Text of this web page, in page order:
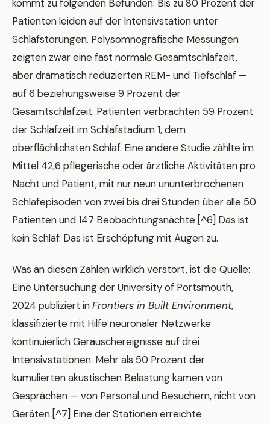
kommt zu folgenden Befunden: Bis zu 80 Prozent der
Patienten leiden auf der Intensivstation unter
Schlafstörungen. Polysomnografische Messungen
zeigten zwar eine fast normale Gesamtschlafzeit,
aber dramatisch reduzierten REM- und Tiefschlaf —
auf 6 beziehungsweise 9 Prozent der
Gesamtschlafzeit. Patienten verbrachten 59 Prozent
der Schlafzeit im Schlafstadium 1, dem
oberflächlichsten Schlaf. Eine andere Studie zählte im
Mittel 42,6 pflegerische oder ärztliche Aktivitäten pro
Nacht und Patient, mit nur neun ununterbrochenen
Schlafepisoden von zwei bis drei Stunden über alle 50
Patienten und 147 Beobachtungsnächte.[^6] Das ist
kein Schlaf. Das ist Erschöpfung mit Augen zu.
Was an diesen Zahlen wirklich verstört, ist die Quelle:
Eine Untersuchung der University of Portsmouth,
2024 publiziert inFrontiers in Built Environment,
klassifizierte mit Hilfe neuronaler Netzwerke
kontinuierlich Geräuschereignisse auf drei
Intensivstationen. Mehr als 50 Prozent der
kumulierten akustischen Belastung kamen von
Gesprächen — von Personal und Besuchern, nicht von
Geräten.[^7] Eine der Stationen erreichte